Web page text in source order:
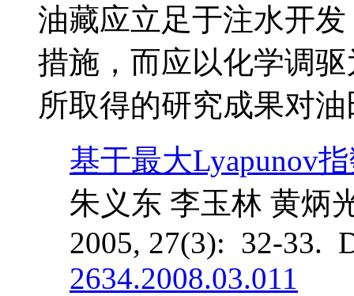
油藏应立足于注水开
措施，而应以化学调
所取得的研究成果对
基于最大Lyapunov
朱义东 李玉林 黄炳
2005, 27(3): 32-33.
2634.2008.03.011